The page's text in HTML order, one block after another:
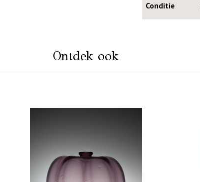
Conditie
Ontdek ook